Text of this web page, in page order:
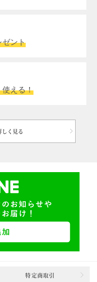
ゼント
使える！
しく見る
特定商取引